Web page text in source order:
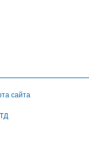
сайта